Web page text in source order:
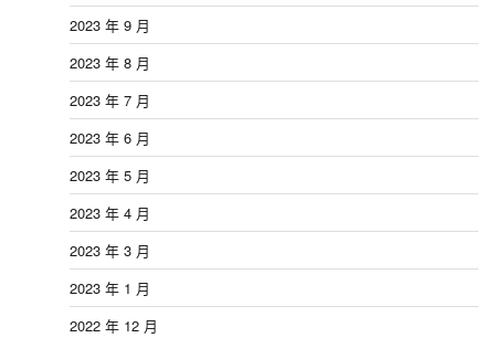
2023 年 9 月
2023 年 8 月
2023 年 7 月
2023 年 6 月
2023 年 5 月
2023 年 4 月
2023 年 3 月
2023 年 1 月
2022 年 12 月